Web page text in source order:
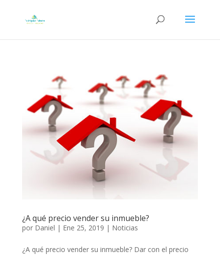
¿A qué precio vender su inmueble?
por Daniel | Ene 25, 2019 | Noticias
¿A qué precio vender su inmueble? Dar con el precio